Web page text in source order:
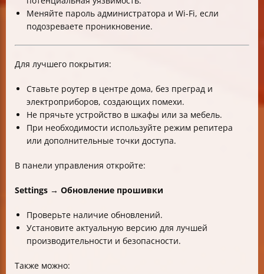
Меняйте пароль администратора и Wi-Fi, если
подозреваете проникновение.
Для лучшего покрытия:
Ставьте роутер в центре дома, без преград и
электроприборов, создающих помехи.
Не прячьте устройство в шкафы или за мебель.
При необходимости используйте режим репитера
или дополнительные точки доступа.
В панели управления откройте:
Settings → Обновление прошивки
Проверьте наличие обновлений.
Установите актуальную версию для лучшей
производительности и безопасности.
Также можно: